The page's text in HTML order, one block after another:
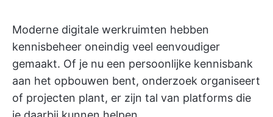
Moderne digitale werkruimten hebben
kennisbeheer oneindig veel eenvoudiger
gemaakt. Of je nu een persoonlijke kennisbank
aan het opbouwen bent, onderzoek organiseert
of projecten plant, er zijn tal van platforms die